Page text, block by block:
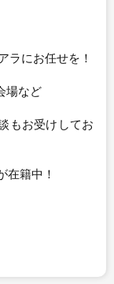
ラにお任せを！
場など
もお受けしてお
在籍中！